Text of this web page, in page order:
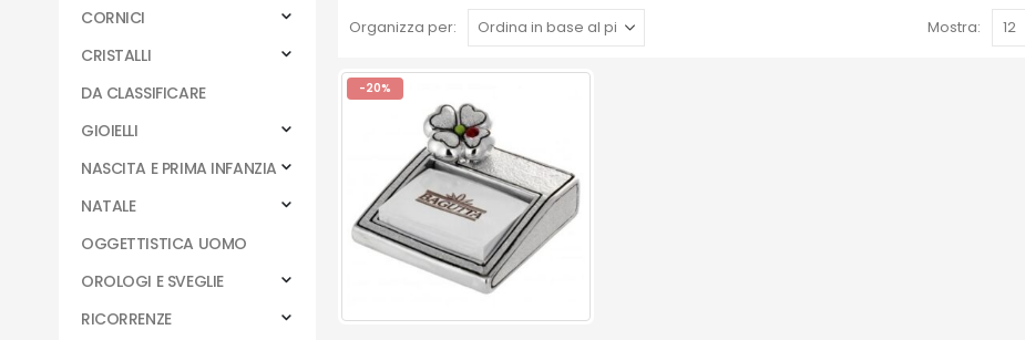
Organizza per: Mostra:
-20%
CORNICI
CRISTALLI
DA CLASSIFICARE
GIOIELLI
NASCITA E PRIMA INFANZIA
NATALE
OGGETTISTICA UOMO
OROLOGI E SVEGLIE
RICORRENZE